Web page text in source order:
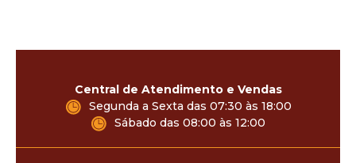
Central de Atendimento e Vendas
Segunda a Sexta das 07:30 às 18:00
Sábado das 08:00 às 12:00